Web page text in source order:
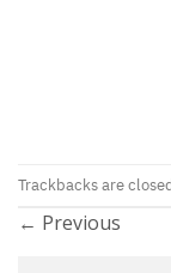
Trackbacks are
← Previous